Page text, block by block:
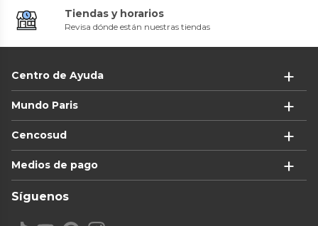
Tiendas y horarios
Revisa dónde están nuestras tiendas
Centro de Ayuda
Mundo Paris
Cencosud
Medios de pago
Síguenos